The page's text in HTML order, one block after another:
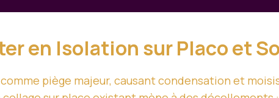
en Isolation sur Placo et
piège majeur, causant condensation et